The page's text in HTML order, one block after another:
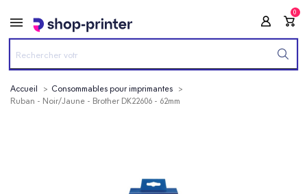
0
Accueil
Consommables pour imprimantes
Ruban - Noir/Jaune - Brother DK22606 - 62mm